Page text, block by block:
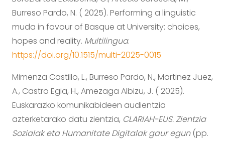
Burreso Pardo, N. ( 2025). Performing a linguistic
muda in favour of Basque at University: choices,
hopes and reality. Multilingua.
https://doi.org/10.1515/multi-2025-0015
Mimenza Castillo, L., Burreso Pardo, N., Martinez Juez,
A., Castro Egia, H., Amezaga Albizu, J. ( 2025).
Euskarazko komunikabideen audientzia
azterketarako datu zientzia, CLARIAH-EUS. Zientzia
Sozialak eta Humanitate Digitalak gaur egun(pp.